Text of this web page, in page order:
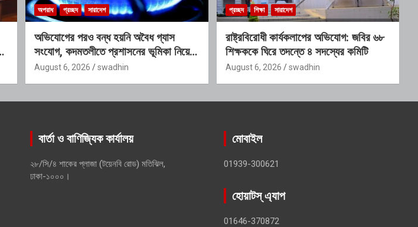
অপরাধ প্রচ্ছদ সারাদেশ
অভিযোগের পরও বন্ধ হয়নি অবৈধ গ্যাস
সংযোগ, কদমতলীতে প্রশাসনের ভূমিকা নিয়ে
প্রশ্ন
August 6, 2026 swadhin
প্রচ্ছদ শিক্ষা সারাদেশ
রাষ্ট্রবিরোধী কার্যকলাপের অভিযোগ: জবির ৬৮
শিক্ষককে ঘিরে তদন্তে ৪ সদস্যের কমিটি
August 6, 2026 swadhin
বার্তা ও বাণিজ্যিক কার্যালয়
২৮/সি/৪ শাকের প্লাজা (টয়েনবি রোড) মতিঝিল,
ঢাকা-১০০০।
মোবাইল
01939-300621
হোয়াটস্ এ্যাপ
01646-370872